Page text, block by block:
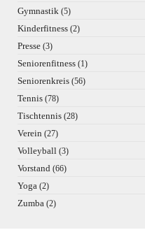
Gymnastik (5)
Kinderfitness (2)
Presse (3)
Seniorenfitness (1)
Seniorenkreis (56)
Tennis (78)
Tischtennis (28)
Verein (27)
Volleyball (3)
Vorstand (66)
Yoga (2)
Zumba (2)